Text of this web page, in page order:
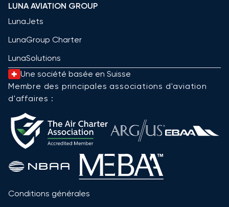
LUNA AVIATION GROUP
LunaJets
LunaGroup Charter
LunaSolutions
Une société basée en Suisse
Membre des principales associations d'aviation
d'affaires :
Conditions générales